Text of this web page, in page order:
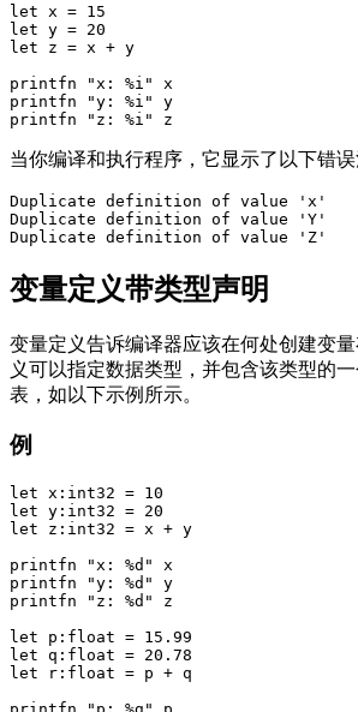
let x = 15
let y = 20
let z = x + y
printfn "x: %i" x
printfn "y: %i" y
当你编译和执行程序，它显示了以下错
Duplicate definition of value 'x'
Duplicate definition of value 'Y'
变量定义带类型声明
变量定义告诉编译器应该在何处创建变
义可以指定数据类型，并包含该类型的
表，如以下示例所示。
例
let x:int32 = 10
let y:int32 = 20
let z:int32 = x + y
printfn "x: %d" x
printfn "y: %d" y
printfn "z: %d" z
let p:float = 15.99
let q:float = 20.78
let r:float = p + q